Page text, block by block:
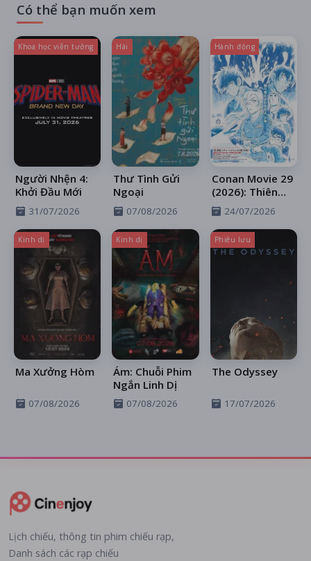
Có thể bạn muốn xem
Khoa học viễn tưởng
Người Nhện 4:
Khởi Đầu Mới
31/07/2026
Hài
Thư Tình Gửi
Ngoại
07/08/2026
Hành động
Conan Movie 29
(2026): Thiên
Thần Sa Ngã
Trên Xa Lộ
24/07/2026
Kinh dị
Ma Xưởng Hòm
07/08/2026
Kinh dị
Ám: Chuỗi Phim
Ngắn Linh Dị
07/08/2026
Phiêu lưu
The Odyssey
17/07/2026
Lịch chiếu, thông tin phim chiếu rạp,
Danh sách các rạp chiếu